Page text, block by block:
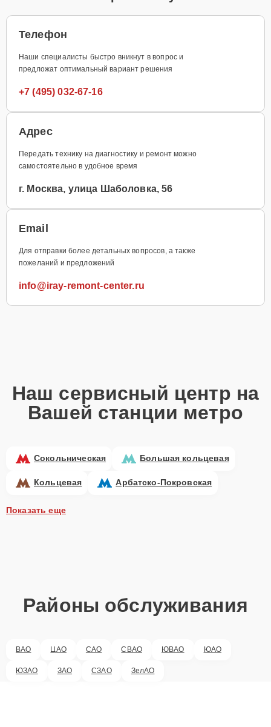
Телефон
Наши специалисты быстро вникнут в вопрос и
предложат оптимальный вариант решения
+7 (495) 032-67-16
Адрес
Передать технику на диагностику и ремонт можно
самостоятельно в удобное время
г. Москва, улица Шаболовка, 56
Email
Для отправки более детальных вопросов, а также
пожеланий и предложений
info@iray-remont-center.ru
Наш сервисный центр на
Вашей станции метро
Сокольническая Большая кольцевая
Кольцевая Арбатско-Покровская
Показать еще
Районы обслуживания
ВАО ЦАО САО СВАО ЮВАО ЮАО
ЮЗАО ЗАО СЗАО ЗелАО